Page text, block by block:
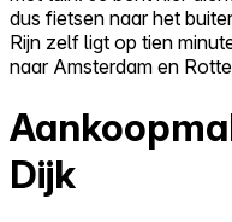
dus fietsen naar het
Rijn zelf ligt op tien
naar Amsterdam en
Dijk